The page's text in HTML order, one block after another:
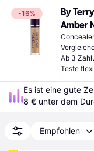
-16%
By
Amber
Ab 3
Teste
8 € unter dem
Empfohlen